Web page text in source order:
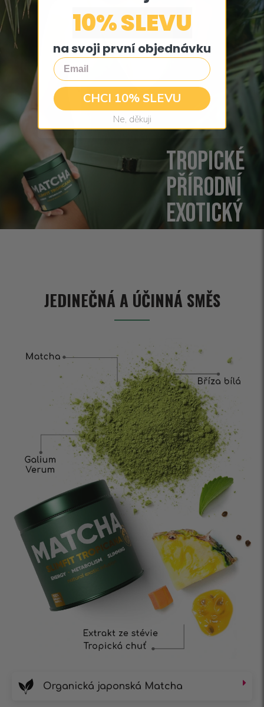
TROPICKÉ
PŘÍRODNÍ
EXOTICKÝ
JEDINEČNÁ A ÚČINNÁ SMĚS
Organická japonská Matcha
10% SLEVU
na svoji první objednávku
Email
CHCI 10% SLEVU
Ne, děkuji